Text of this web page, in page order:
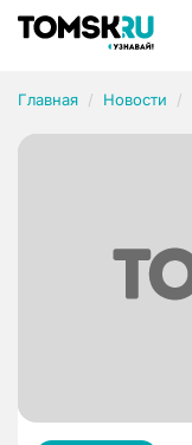
Главная Новости